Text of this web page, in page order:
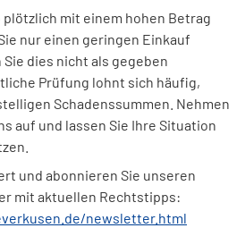
plötzlich mit einem hohen Betrag
nur einen geringen Einkauf
dies nicht als gegeben
Prüfung lohnt sich häufig,
Schadenssummen. Nehmen
auf und lassen Sie Ihre Situation
und abonnieren Sie unseren
mit aktuellen Rechtstipps:
newsletter.html